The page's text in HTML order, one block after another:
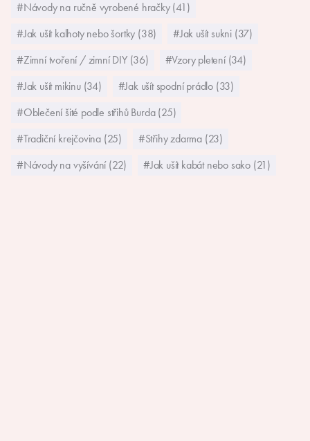
#Návody na ručně vyrobené hračky (41)
#Jak ušít kalhoty nebo šortky (38)
#Jak ušít sukni (37)
#Zimní tvoření / zimní DIY (36)
#Vzory pletení (34)
#Jak ušít mikinu (34)
#Jak ušít spodní prádlo (33)
#Oblečení šité podle střihů Burda (25)
#Tradiční krejčovina (25)
#Střihy zdarma (23)
#Návody na vyšívání (22)
#Jak ušít kabát nebo sako (21)